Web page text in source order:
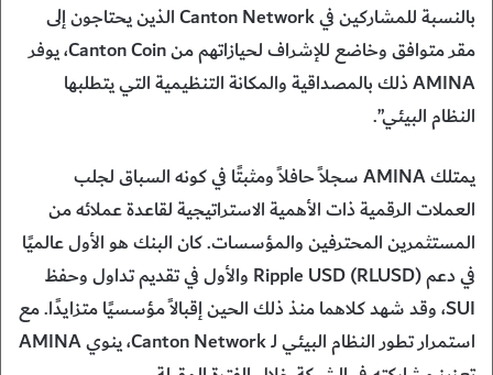
بالنسبة للمشاركين في Canton Network الذين يحتاجون إلى
مقر متوافق وخاضع للإشراف لحيازاتهم من Canton Coin، يوفر
AMINA ذلك بالمصداقية والمكانة التنظيمية التي يتطلبها
النظام البيئي”.
يمتلك AMINA سجلاً حافلاً ومثبتًا في كونه السباق لجلب
العملات الرقمية ذات الأهمية الاستراتيجية لقاعدة عملائه من
المستثمرين المحترفين والمؤسسات. كان البنك هو الأول عالميًا
في دعم Ripple USD (RLUSD) والأول في تقديم تداول وحفظ
SUI، وقد شهد كلاهما منذ ذلك الحين إقبالاً مؤسسيًا متزايدًا. مع
استمرار تطور النظام البيئي لـ Canton Network، ينوي AMINA